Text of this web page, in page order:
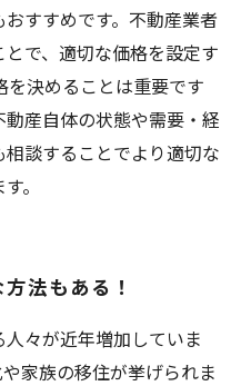
すすめです。不動産業者
で、適切な価格を設定す
を決めることは重要です
産自体の状態や需要・経
談することでより適切な
。
法もある！
々が近年増加していま
家族の移住が挙げられま